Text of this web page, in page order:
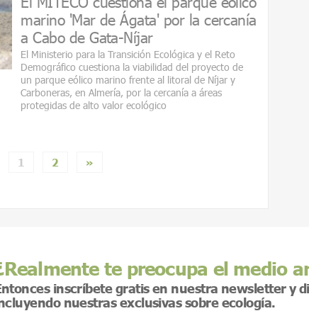
marino 'Mar de Ágata' por la cercanía
a Cabo de Gata-Níjar
El Ministerio para la Transición Ecológica y el Reto
Demográfico cuestiona la viabilidad del proyecto de
un parque eólico marino frente al litoral de Níjar y
Carboneras, en Almería, por la cercanía a áreas
protegidas de alto valor ecológico
1 2 »
te preocupa el medio
inscríbete gratis en nuestra newsletter y
nuestras exclusivas sobre ecología.